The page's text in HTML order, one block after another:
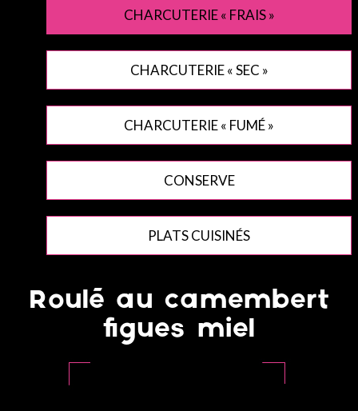
CHARCUTERIE « FRAIS »
CHARCUTERIE « SEC »
CHARCUTERIE « FUMÉ »
CONSERVE
PLATS CUISINÉS
Roulé au camembert
figues miel